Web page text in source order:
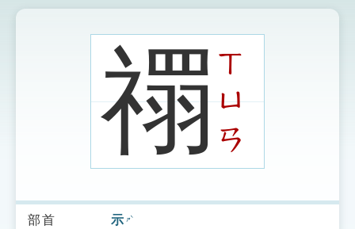
索引選單
示
圖
禤ㄒ
ㄩ
ㄢ
部首 示 ㄕˋ